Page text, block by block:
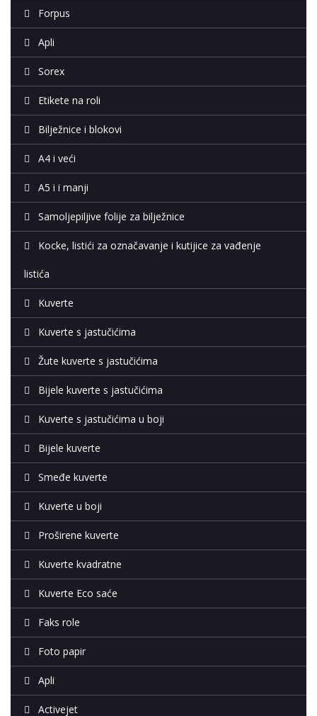
Forpus
Apli
Sorex
Etikete na roli
Bilježnice i blokovi
A4 i veći
A5 i i manji
Samoljepiljive folije za bilježnice
Kocke, listići za označavanje i kutijice za vađenje
listića
Kuverte
Kuverte s jastučićima
Žute kuverte s jastučićima
Bijele kuverte s jastučićima
Kuverte s jastučićima u boji
Bijele kuverte
Smeđe kuverte
Kuverte u boji
Proširene kuverte
Kuverte kvadratne
Kuverte Eco saće
Faks role
Foto papir
Apli
Activejet